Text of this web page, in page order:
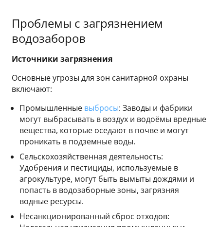
Проблемы с загрязнением
водозаборов
Источники загрязнения
Основные угрозы для зон санитарной охраны
включают:
Промышленные выбросы: Заводы и фабрики
могут выбрасывать в воздух и водоёмы вредные
вещества, которые оседают в почве и могут
проникать в подземные воды.
Сельскохозяйственная деятельность:
Удобрения и пестициды, используемые в
агрокультуре, могут быть вымыты дождями и
попасть в водозаборные зоны, загрязняя
водные ресурсы.
Несанкционированный сброс отходов: